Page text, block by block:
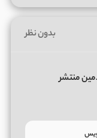
بدون نظر
منتشر